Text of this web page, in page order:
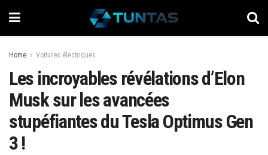
Home Voitures électriques
Les incroyables révélations d’Elon
Musk sur les avancées
stupéfiantes du Tesla Optimus Gen
3 !